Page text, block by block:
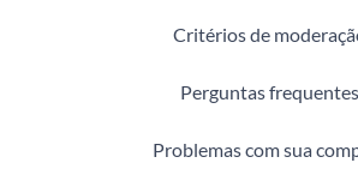
Critérios de
Perguntas frequentes
Problemas com sua